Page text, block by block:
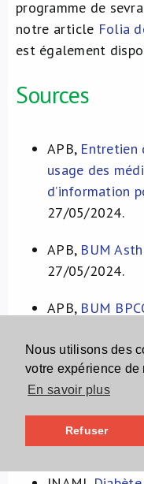
Nous utilisons des
votre expérience de
En savoir plus
Refuser
programme de
notre article Folia
est également
Sources
APB, Entretien
usage des
d’information
27/05/2024.
APB, BUM
27/05/2024.
APB, BUM
APB,BUM
consulté le 27/
APB,Revue
consulté le